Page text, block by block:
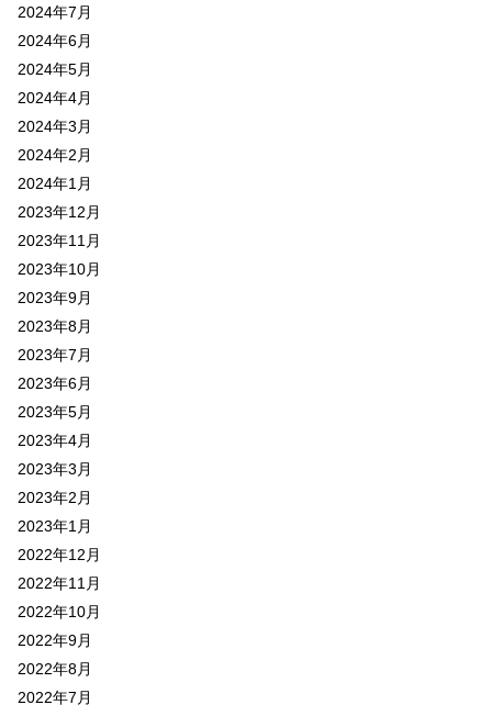
2024年7月
2024年6月
2024年5月
2024年4月
2024年3月
2024年2月
2024年1月
2023年12月
2023年11月
2023年10月
2023年9月
2023年8月
2023年7月
2023年6月
2023年5月
2023年4月
2023年3月
2023年2月
2023年1月
2022年12月
2022年11月
2022年10月
2022年9月
2022年8月
2022年7月